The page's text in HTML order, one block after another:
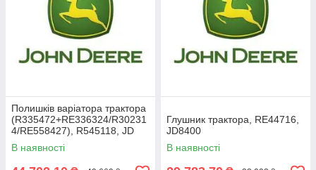
Полишків варіатора трактора
(R335472+RE336324/R30231
4/RE558427), R545118, JD
В наявності
Глушник трактора, RE44716,
JD8400
В наявності